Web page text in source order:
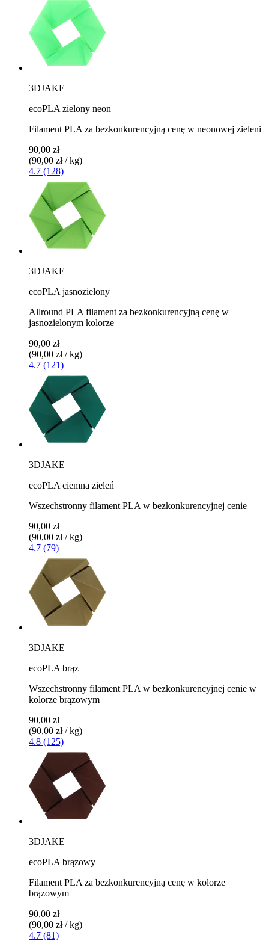
3DJAKE
ecoPLA zielony neon
Filament PLA za bezkonkurencyjną cenę w neonowej zieleni
90,00 zł
(90,00 zł / kg)
4.7 (128)
3DJAKE
ecoPLA jasnozielony
Allround PLA filament za bezkonkurencyjną cenę w
jasnozielonym kolorze
90,00 zł
(90,00 zł / kg)
4.7 (121)
3DJAKE
ecoPLA ciemna zieleń
Wszechstronny filament PLA w bezkonkurencyjnej cenie
90,00 zł
(90,00 zł / kg)
4.7 (79)
3DJAKE
ecoPLA brąz
Wszechstronny filament PLA w bezkonkurencyjnej cenie w
kolorze brązowym
90,00 zł
(90,00 zł / kg)
4.8 (125)
3DJAKE
ecoPLA brązowy
Filament PLA za bezkonkurencyjną cenę w kolorze
brązowym
90,00 zł
(90,00 zł / kg)
4.7 (81)